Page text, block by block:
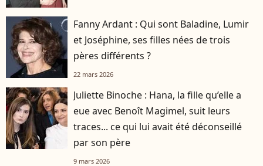
Fanny Ardant : Qui sont Baladine, Lumir
et Joséphine, ses filles nées de trois
pères différents ?
22 mars 2026
Juliette Binoche : Hana, la fille qu’elle a
eue avec Benoît Magimel, suit leurs
traces... ce qui lui avait été déconseillé
par son père
9 mars 2026